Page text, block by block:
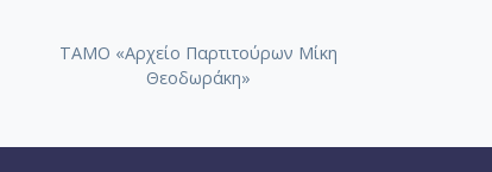
ΤΑΜΟ «Αρχείο Παρτιτούρων Μίκη
Θεοδωράκη»